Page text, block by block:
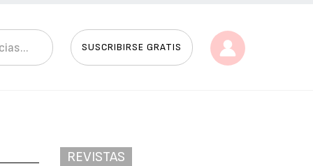
SUSCRIBIRSE GRATIS
REVISTAS